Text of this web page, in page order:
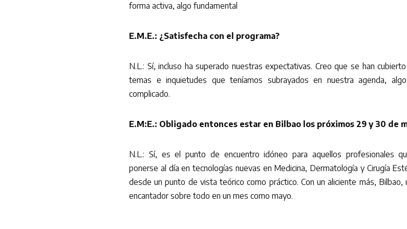
forma activa, algo fundamental
E.M.E.: ¿Satisfecha con el programa?
N.L.: Sí, incluso ha superado nuestras expectativas. Creo que se han
temas e inquietudes que teníamos subrayados en nuestra agenda,
complicado.
E.M:E.: Obligado entonces estar en Bilbao los próximos 29 y 30 de
N.L.: Sí, es el punto de encuentro idóneo para aquellos profesionales
ponerse al día en tecnologías nuevas en Medicina, Dermatología y Cirugía
desde un punto de vista teórico como práctico. Con un aliciente más, Bilbao,
encantador sobre todo en un mes como mayo.